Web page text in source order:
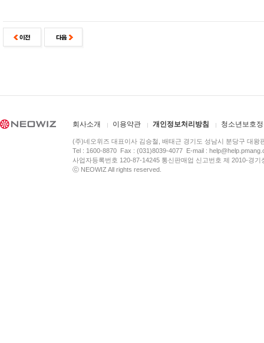
회사소개 이용약관 개인정보처리방침 청소년보호
(주)네오위즈 대표이사 김승철, 배태근 경기도 성남시 분당구 대왕
Tel : 1600-8870 Fax : (031)8039-4077 E-mail :
사업자등록번호 120-87-14245 통신판매업 신고번호 제 2010-경
ⓒ NEOWIZ All rights reserved.